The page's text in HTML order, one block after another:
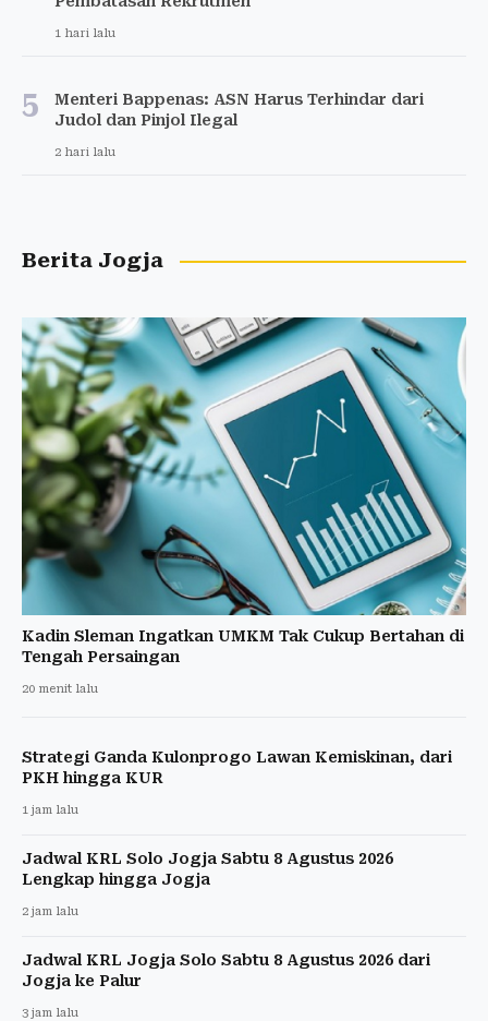
1 hari lalu
5
Menteri Bappenas: ASN Harus Terhindar dari
Judol dan Pinjol Ilegal
2 hari lalu
Berita Jogja
Kadin Sleman Ingatkan UMKM Tak Cukup Bertahan di
Tengah Persaingan
20 menit lalu
Strategi Ganda Kulonprogo Lawan Kemiskinan, dari
PKH hingga KUR
1 jam lalu
Jadwal KRL Solo Jogja Sabtu 8 Agustus 2026
Lengkap hingga Jogja
2 jam lalu
Jadwal KRL Jogja Solo Sabtu 8 Agustus 2026 dari
Jogja ke Palur
3 jam lalu